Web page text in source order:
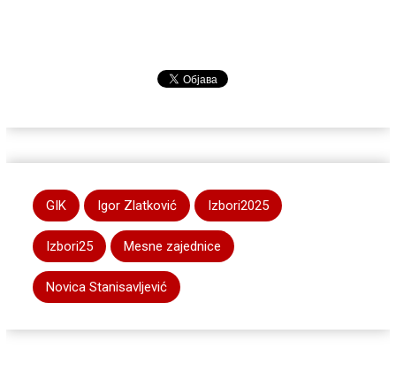
GIK Igor Zlatković Izbori2025
Izbori25 Mesne zajednice
Novica Stanisavljević